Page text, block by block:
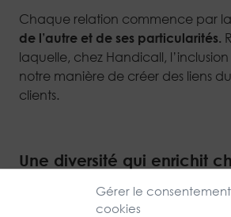
Gérer le
cookies
Chaque relation commence par la
de l’autre et de ses particularités.
laquelle, chez Handicall,
notre manière de créer des liens
clients.
Une diversité qui enrichit
interaction
Chez Handicall, l’inclusion n’est